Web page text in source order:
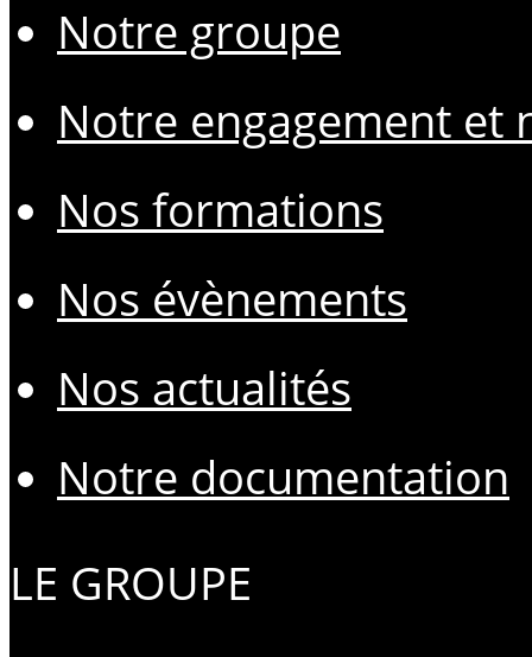
Notre groupe
Notre engagement et
Nos formations
Nos évènements
Nos actualités
Notre documentation
LE GROUPE